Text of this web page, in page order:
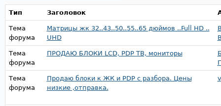
Тип Заголовок
Тема
форума
Матрицы жк 32..43..50..55..65 дюймов ..Full HD ..
UHD
Тема
форума
ПРОДАЮ БЛОКИ LCD, PDP ТВ, мониторы
Тема
форума
Продаю блоки к ЖК и PDP с разбора. Цены
низкие ,отправка.